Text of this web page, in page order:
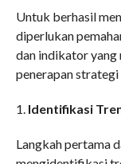
Untuk berhasil
diperlukan
dan indikator yang
penerapan strategi
1. Identifikasi
Langkah pertama